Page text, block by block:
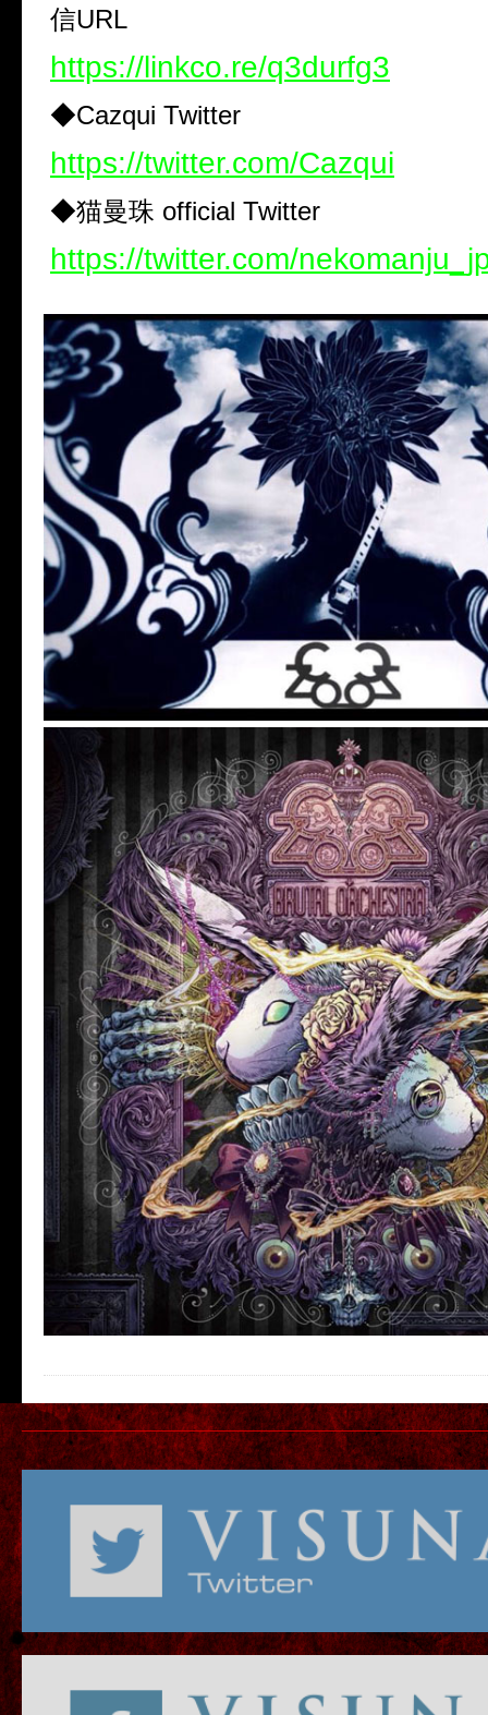
信URL
https://linkco.re/q3durfg3
◆Cazqui Twitter
https://twitter.com/Cazqui
◆猫曼珠 official Twitter
https://twitter.com/